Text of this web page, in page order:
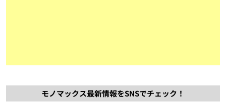
モノマックス最新情報をSNSでチェック！